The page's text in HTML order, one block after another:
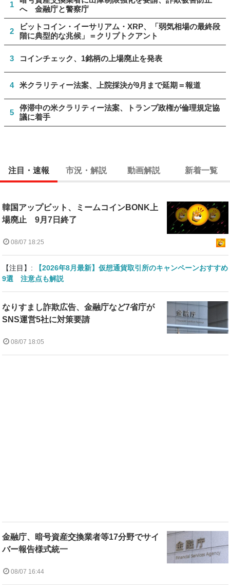
1
へ 金融庁と警察庁
2
ビットコイン・イーサリアム・XRP、「弱気相場の最終段
階に典型的な兆候」＝クリプトクアント
3 コインチェック、1銘柄の上場廃止を発表
4 米クラリティー法案、上院採決が9月まで延期＝報道
5
停滞中の米クラリティー法案、トランプ政権が倫理規定協
議に着手
注目・速報 市況・解説 動画解説 新着一覧
韓国アップビット、ミームコインBONK上
場廃止 9月7日終了
08/07 18:25
【注目】:
【2026年8月最新】仮想通貨取引所のキャンペーンおすすめ
9選 注意点も解説
なりすまし詐欺広告、金融庁など7省庁が
SNS運営5社に対策要請
08/07 18:05
金融庁、暗号資産交換業者等17分野でサイ
バー報告様式統一
08/07 16:44